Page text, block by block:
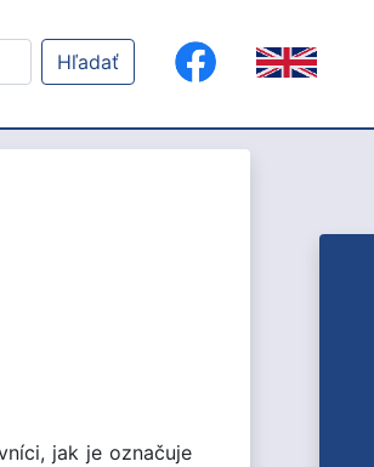
Hľadať
jak je označuje